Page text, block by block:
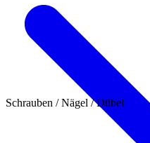
Schrauben / Nägel / Dübel